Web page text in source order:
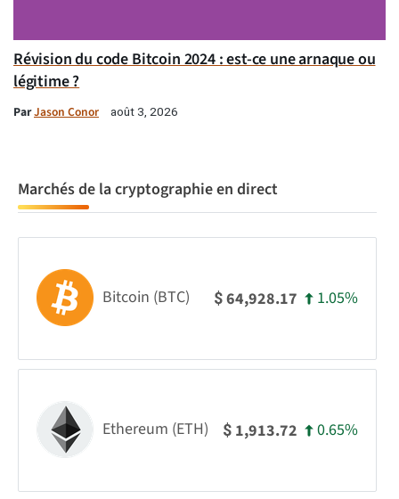
Révision du code Bitcoin 2024 : est-ce une arnaque ou
légitime ?
ParJason Conor août 3, 2026
Marchés de la cryptographie en direct
Bitcoin (BTC) $64,928.17 1.05%
Ethereum (ETH) $ 1,913.72 0.65%